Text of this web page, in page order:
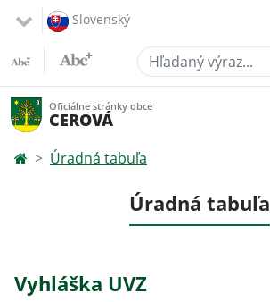
Slovenský
Hľadaný výraz...
Oficiálne stránky obce
CEROVÁ
Úradná tabuľa
Úradná tabuľa
Vyhláška UVZ